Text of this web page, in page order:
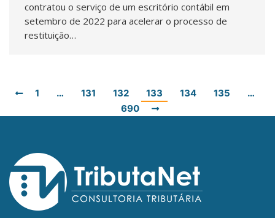
contratou o serviço de um escritório contábil em
setembro de 2022 para acelerar o processo de
restituição…
1 … 131 132 133 134 135
…
690